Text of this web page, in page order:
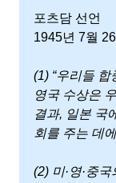
포츠담 선언
1945년 7월
(1) “우리들
영국 수상은
결과, 일본 국
회를 주는 데
(2) 미·영·중